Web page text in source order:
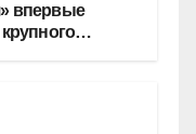
впервые